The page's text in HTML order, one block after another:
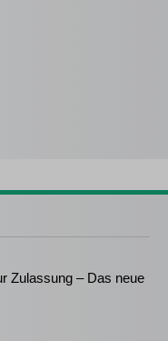
Zulassung – Das neue